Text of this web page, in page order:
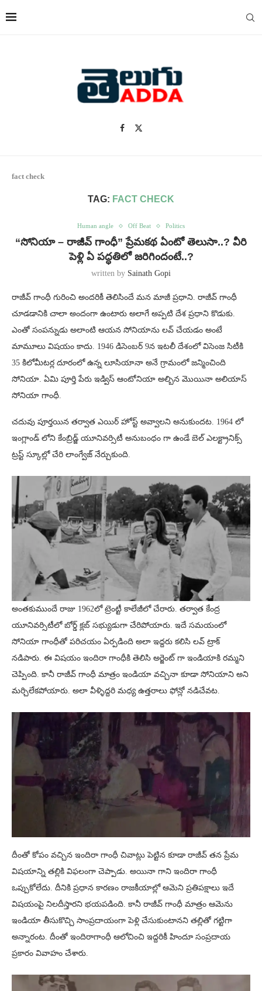
fact check
TAG: FACT CHECK
Human angle Off Beat Politics
“సోనియా – రాజీవ్ గాంధీ” ప్రేమకథ ఏంటో తెలుసా..? వీరి
పెళ్లి ఏ పద్ధతిలో జరిగిందంటే..?
written by Sainath Gopi
రాజీవ్ గాంధీ గురించి అందరికీ తెలిసిందే మన మాజీ ప్రధాని. రాజీవ్ గాంధీ
చూడడానికి చాలా అందంగా ఉంటారు అలాగే అప్పటి దేశ ప్రధాని కొడుకు.
ఎంతో సంపన్నుడు అలాంటి ఆయన సోనియాను లవ్ చేయడం అంటే
మామూలు విషయం కాదు. 1946 డిసెంబర్ 9న ఇటలీ దేశంలో విసెంజ సిటీకి
35 కిలోమీటర్ల దూరంలో ఉన్న లూసియానా అనే గ్రామంలో జన్మించింది
సోనియా. ఏమి పూర్తి పేరు ఇడ్విస్ ఆంటోనియా అల్బిన మొయినా అలియాస్
సోనియా గాంధీ.
చదువు పూర్తయిన తర్వాత ఎయిర్ హోస్ట్ అవ్వాలని అనుకుందట. 1964 లో
ఇంగ్లాండ్ లోని కేంబ్రిడ్జ్ యూనివర్సిటీ అనుబంధం గా ఉండే బెల్ ఎలక్ట్రానిక్స్
ట్రస్ట్ స్కూల్లో చేరి లాంగ్వేజ్ నేర్చుకుంది.
అంతకుముందే రాజు 1962లో ట్రెంట్టీ కాలేజీలో చేరారు. తర్వాత కేంద్ర
యూనివర్సిటీలో బోర్డ్ క్లబ్ సభ్యుడుగా చేరిపోయారు. ఇదే సమయంలో
సోనియా గాంధీతో పరిచయం ఏర్పడింది అలా ఇద్దరు కలిసి లవ్ ట్రాక్
నడిపారు. ఈ విషయం ఇందిరా గాంధీకి తెలిసి అర్జెంట్ గా ఇండియాకి రమ్మని
చెప్పింది. కానీ రాజీవ్ గాంధీ మాత్రం ఇండియా వచ్చినా కూడా సోనియాని అని
మర్చిలేకపోయారు. అలా వీళ్ళిద్దరి మధ్య ఉత్తరాలు ఫోన్లో నడిచేవట.
దీంతో కోపం వచ్చిన ఇందిరా గాంధీ చివాట్లు పెట్టిన కూడా రాజీవ్ తన ప్రేమ
విషయాన్ని తల్లికి విఫలంగా చెప్పాడు. అయినా గాని ఇందిరా గాంధీ
ఒప్పుకోలేదు. దీనికి ప్రధాన కారణం రాజకీయాల్లో ఆమెని ప్రతిపక్షాలు ఇదే
విషయంపై నిలదీస్తారని భయపడింది. కానీ రాజీవ్ గాంధీ మాత్రం ఆమెను
ఇండియా తీసుకొచ్చి సాంప్రదాయంగా పెళ్లి చేసుకుంటానని తల్లితో గట్టిగా
అన్నారంట. దీంతో ఇందిరాగాంధీ ఆలోచించి ఇద్దరికీ హిందూ సంప్రదాయ
ప్రకారం వివాహం చేశారు.